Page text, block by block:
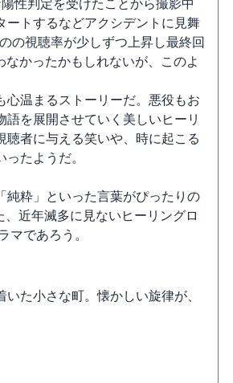
性判定を受けたことから撮影中
ートするなどアクシデントに見舞
の視聴率が少しずつ上昇し最終回
かったかもしれないが、このよ
心温まるストーリーだ。悪役もお
を展開させていく美しいヒーリ
者に与える笑いや、時に起こる
たようだ。
純粋」といった言葉がぴったりの
近年滅多に見ないヒーリングロ
マであろう。
た小さな町。懐かしい旋律が、